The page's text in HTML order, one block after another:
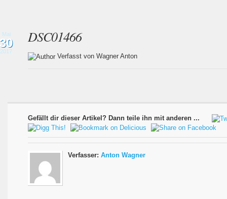
Mai
30
2017
DSC01466
Verfasst von Wagner Anton
Gefällt dir dieser Artikel? Dann teile ihn mit anderen ...
Verfasser: Anton Wagner